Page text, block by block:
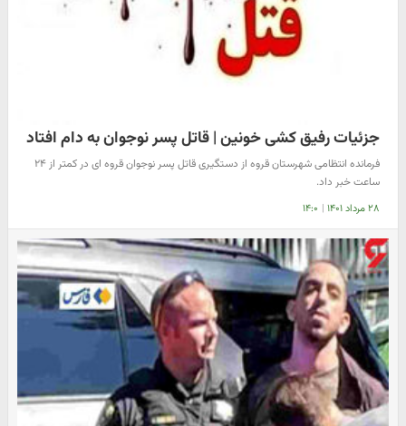
جزئیات رفیق کشی خونین | قاتل پسر نوجوان به دام افتاد
فرمانده انتظامی شهرستان قروه از دستگیری قاتل پسر نوجوان قروه ای در کمتر از ۲۴
ساعت خبر داد.
۲۸ مرداد ۱۴۰۱ | ۱۴:۰